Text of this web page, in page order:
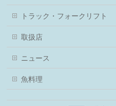
トラック・フォークリフト
取扱店
ニュース
魚料理